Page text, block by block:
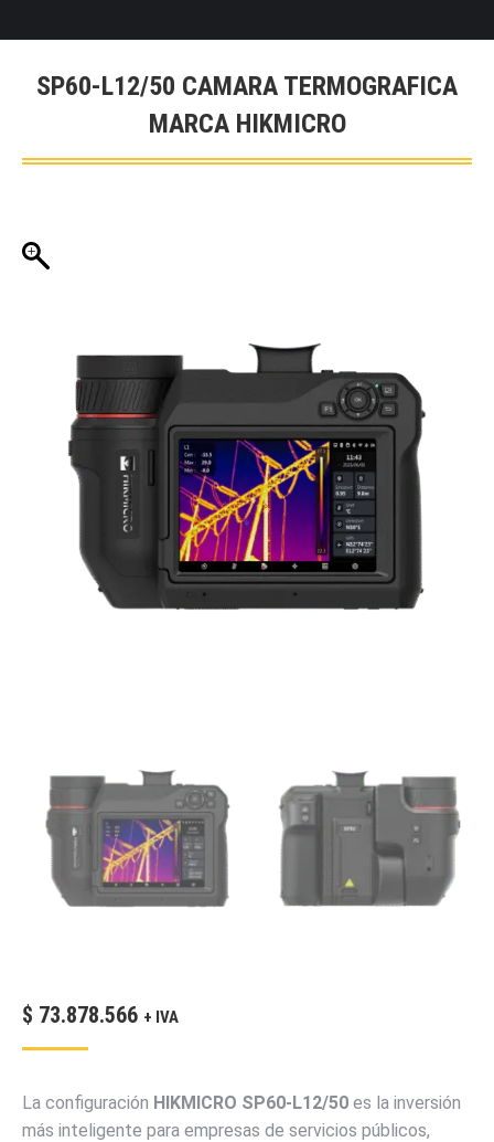
SP60-L12/50 CAMARA TERMOGRAFICA
MARCA HIKMICRO
$ 73.878.566 + IVA
La configuración HIKMICRO SP60-L12/50 es la inversión
más inteligente para empresas de servicios públicos,